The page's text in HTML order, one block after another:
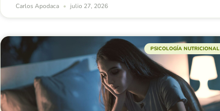
Carlos Apodaca julio 27, 2026
PSICOLOGÍA NUTRICIONAL